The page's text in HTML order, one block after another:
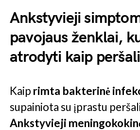
Ankstyvieji
pavojaus ženklai,
atrodyti kaip
Kaip rimta bakterinė
supainiota su įprastu
Ankstyvieji